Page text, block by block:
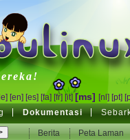
[en] [es] [fa] [fr] [it] [ms] [nl] [pt]
Dokumentasi
Berita Peta Laman